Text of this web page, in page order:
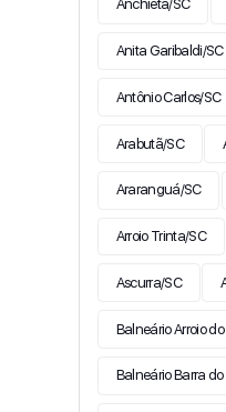
Anchieta/SC
Anita Garibaldi/SC
Antônio Carlos/SC
Arabutã/SC
Araranguá/SC
Arroio Trinta/SC
Ascurra/SC
Balneário Arroio
Balneário Barra